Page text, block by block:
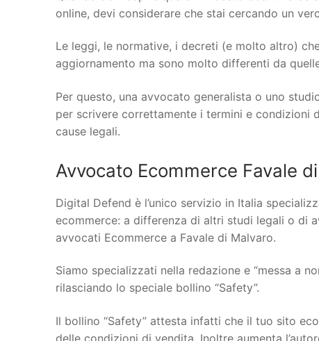
online, devi considerare che stai cercando un
Le leggi, le normative, i decreti (e molto altro)
aggiornamento ma sono molto differenti da
Per questo, una avvocato generalista o uno
per scrivere correttamente i termini e condizioni
cause legali.
Avvocato Ecommerce Favale
Digital Defend è l’unico servizio in Italia
ecommerce: a differenza di altri studi legali o di
avvocati Ecommerce a Favale di Malvaro.
Siamo specializzati nella redazione e “messa a
rilasciando lo speciale bollino “Safety”.
Il bollino “Safety” attesta infatti che il tuo sito